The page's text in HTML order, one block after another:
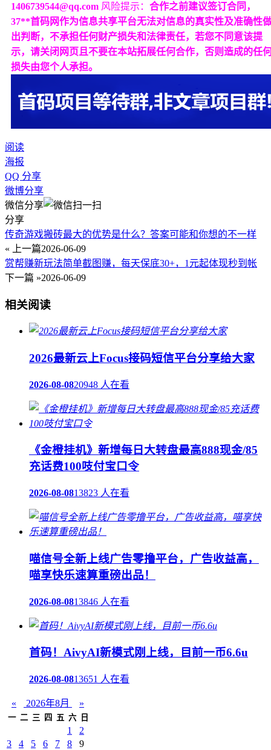
1406739544@qq.com 风险提示： 合作之前建议签订合同，
37**首码网作为信息共享平台无法对信息的真实性及准确性
出判断，不承担任何财产损失和法律责任，若您不同意该提
示，请关闭网页且不要在本站拓展任何合作，否则造成的任
损失由您个人承担。
阅读
海报
QQ 分享
微博分享
微信分享
分享
传奇游戏搬砖最大的优势是什么？答案可能和你想的不一样
« 上一篇2026-06-09
赏帮赚新玩法简单截图赚，每天保底30+，1元起体现秒到帐
下一篇 »2026-06-09
相关阅读
2026最新云上Focus接码短信平台分享给大家
2026-08-0820948 人在看
《金橙挂机》新增每日大转盘最高888现金/85
充话费100吱付宝口令
2026-08-0813823 人在看
喵信号全新上线广告零撸平台，广告收益高，
喵享快乐速算重磅出品！
2026-08-0813846 人在看
首码！AivyAI新模式刚上线，目前一币6.6u
2026-08-0813651 人在看
« 2026年8月 »
一 二 三 四 五 六 日
1
2
3
4 5 6 7 8
9